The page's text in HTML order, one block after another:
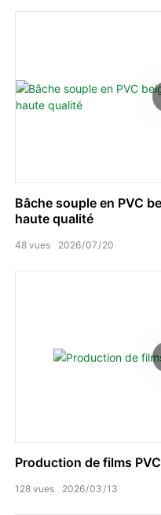
Bâche souple en PVC
haute qualité
2026 07 20
48 vues
Production de films
2026 03 13
128 vues